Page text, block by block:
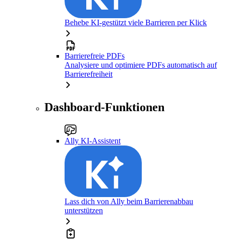
Behebe KI-gestützt viele Barrieren per Klick
Barrierefreie PDFs
Analysiere und optimiere PDFs automatisch auf
Barrierefreiheit
Dashboard-Funktionen
Ally KI-Assistent
Lass dich von Ally beim Barrierenabbau
unterstützen